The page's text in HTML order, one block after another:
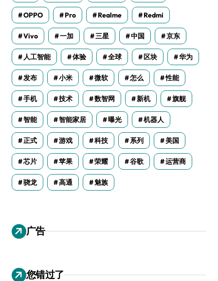
OPPO Pro Realme Redmi
Vivo 一加 三星 中国 京东
人工智能 体验 全球 区块 华为
发布 小米 微软 怎么 性能
手机 技术 数智网 新机 旗舰
智能 智能家居 曝光 机器人
正式 游戏 科技 系列 美国
芯片 苹果 荣耀 谷歌 运营商
骁龙 高通 魅族
广告
您错过了